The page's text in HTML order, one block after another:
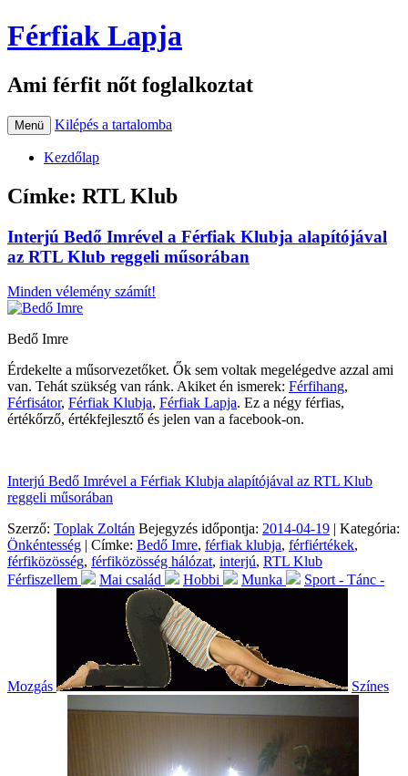
Férfiak Lapja
Ami férfit nőt foglalkoztat
Menü Kilépés a tartalomba
Kezdőlap
Címke: RTL Klub
Interjú Bedő Imrével a Férfiak Klubja alapítójával
az RTL Klub reggeli műsorában
Minden vélemény számít!
Bedő Imre
Érdekelte a műsorvezetőket. Ők sem voltak megelégedve azzal ami
van. Tehát szükség van ránk. Akiket én ismerek: Férfihang,
Férfisátor, Férfiak Klubja, Férfiak Lapja. Ez a négy férfias,
értékőrző, értékfejlesztő és jelen van a facebook-on.
Interjú Bedő Imrével a Férfiak Klubja alapítójával az RTL Klub
reggeli műsorában
Szerző: Toplak Zoltán Bejegyzés időpontja: 2014-04-19 | Kategória:
Önkéntesség | Címke: Bedő Imre, férfiak klubja, férfiértékek,
férfiközösség, férfiközösség hálózat, interjú, RTL Klub
Férfiszellem
Mai család Hobbi Munka Sport - Tánc -
Mozgás Színes